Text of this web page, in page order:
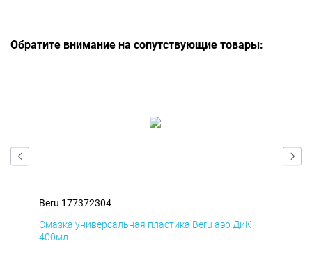
Обратите внимание на сопутствующие товары:
Beru 177372304
Смазка универсальная пластика Beru аэр ДиК
400мл